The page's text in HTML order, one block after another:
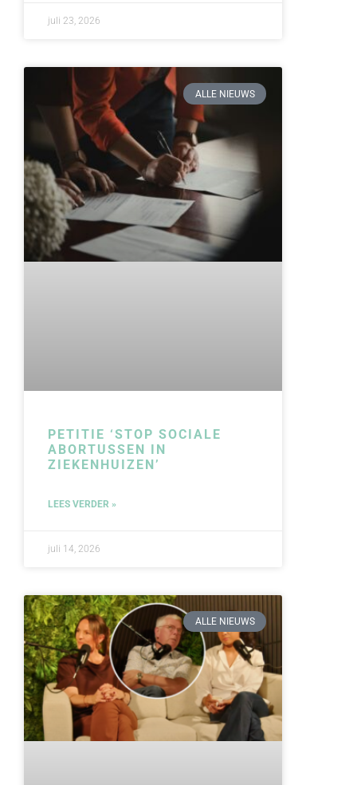
juli 23, 2026
ALLE NIEUWS
PETITIE ‘STOP SOCIALE
ABORTUSSEN IN
ZIEKENHUIZEN’
LEES VERDER »
juli 14, 2026
ALLE NIEUWS